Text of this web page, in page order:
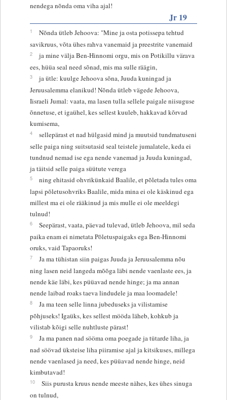
nendega nõnda oma viha ajal!
Jr 19
1
Nõnda ütleb Jehoova: "Mine ja osta potissepa tehtud
savikruus, võta ühes rahva vanemaid ja preestrite vanemaid
2
ja mine välja Ben-Hinnomi orgu, mis on Potikillu värava
ees, hüüa seal need sõnad, mis ma sulle räägin,
3
ja ütle: kuulge Jehoova sõna, Juuda kuningad ja
Jeruusalemma elanikud! Nõnda ütleb vägede Jehoova,
Iisraeli Jumal: vaata, ma lasen tulla sellele paigale niisuguse
õnnetuse, et igaühel, kes sellest kuuleb, hakkavad kõrvad
kumisema,
4
sellepärast et nad hülgasid mind ja muutsid tundmatuseni
selle paiga ning suitsutasid seal teistele jumalatele, keda ei
tundnud nemad ise ega nende vanemad ja Juuda kuningad,
ja täitsid selle paiga süütute verega
5
ning ehitasid ohvrikünkaid Baalile, et põletada tules oma
lapsi põletusohvriks Baalile, mida mina ei ole käskinud ega
millest ma ei ole rääkinud ja mis mulle ei ole meeldegi
tulnud!
6
Seepärast, vaata, päevad tulevad, ütleb Jehoova, mil seda
paika enam ei nimetata Põletuspaigaks ega Ben-Hinnomi
oruks, vaid Tapaoruks!
7
Ja ma tühistan siin paigas Juuda ja Jeruusalemma nõu
ning lasen neid langeda mõõga läbi nende vaenlaste ees, ja
nende käe läbi, kes püüavad nende hinge; ja ma annan
nende laibad roaks taeva lindudele ja maa loomadele!
8
Ja ma teen selle linna jubeduseks ja vilistamise
põhjuseks! Igaüks, kes sellest mööda läheb, kohkub ja
vilistab kõigi selle nuhtluste pärast!
9
Ja ma panen nad sööma oma poegade ja tütarde liha, ja
nad söövad üksteise liha piiramise ajal ja kitsikuses, millega
nende vaenlased ja need, kes püüavad nende hinge, neid
kimbutavad!
10
Siis purusta kruus nende meeste nähes, kes ühes sinuga
on tulnud,